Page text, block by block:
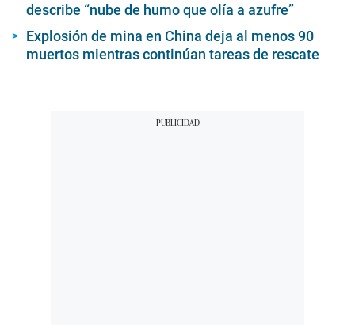
describe “nube de humo que olía a azufre”
Explosión de mina en China deja al menos 90
muertos mientras continúan tareas de rescate